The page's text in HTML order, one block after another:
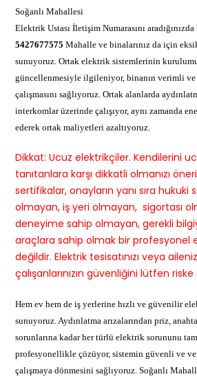
Soğanlı Mahallesi
Elektrik Ustası İletişim Numarasını
5427677575 Mahalle ve binalarınız da için
sunuyoruz. Ortak elektrik sistemlerinin
güncellenmesiyle ilgileniyor, binanın verimli
çalışmasını sağlıyoruz. Ortak alanlarda
interkomlar üzerinde çalışıyor, aynı zamanda
ederek ortak maliyetleri azaltıyoruz.
Dikkat: Ucuz elektrikçiler. Kendilerini
tanıtanlara karşı dikkatli olmanızı
sertifikalar, onayların yanı sıra hukuki
olmayan, iş yeri olmayan, sigortası
deneyime sahip olmayan, gerekli
araçlara sahip olmak bir profesyonel
değildir. Elektrik tesisatınızı veya
çalışanlarınızın güvenliğini lütfen
Hem ev hem de iş yerlerine hızlı ve güvenilir
sunuyoruz. Aydınlatma arızalarından priz,
sorunlarına kadar her türlü elektrik sorununu
profesyonellikle çözüyor, sistemin güvenli ve
çalışmaya dönmesini sağlıyoruz. Soğanlı